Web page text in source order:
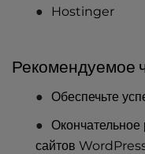
Hostinger
Рекомендуемое
Обеспечьте
Окончательное
сайтов